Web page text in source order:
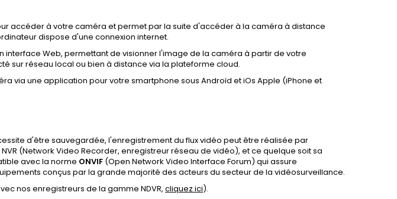
accéder à votre caméra et permet par la suite d'accéder à la caméra à distance
dispose d'une connexion internet.
interface Web, permettant de visionner l'image de la caméra à partir de votre
sur réseau local ou bien à distance via la plateforme cloud.
via une application pour votre smartphone sous Androïd et iOs Apple (iPhone et
d'être sauvegardée, l'enregistrement du flux vidéo peut être réalisée par
(Network Video Recorder, enregistreur réseau de vidéo), et ce quelque soit sa
avec la norme ONVIF (Open Network Video Interface Forum) qui assure
conçus par la grande majorité des acteurs du secteur de la vidéosurveillance.
nos enregistreurs de la gamme NDVR, cliquez ici).